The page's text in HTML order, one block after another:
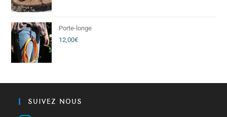
Porte-longe
12,00€
SUIVEZ NOUS